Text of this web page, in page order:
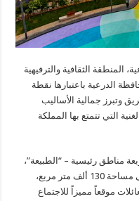
المنطقة الثقافية والترفيهية
الدرعية باعتبارها نقطة
وتبرز جمالية الأساليب
التي تتمتع بها المملكة
مناطق رئيسية – “الطبيعة”،
“الخيال”، “الانعكاس”، “الاندفاع” – وتمتد على مساحة 130 ألف متر مربع،
موقعاً مميزاً للاجتماع